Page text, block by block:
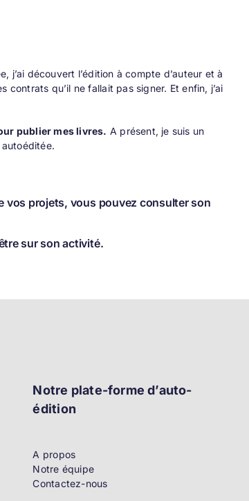
j’ai découvert l’édition à compte d’auteur et à
contrats qu’il ne fallait pas signer. Et enfin, j’ai
publier mes livres. A présent, je suis un
vos projets, vous pouvez consulter son
sur son activité.
Notre plate-forme d’auto-
édition
A propos
Notre équipe
Contactez-nous